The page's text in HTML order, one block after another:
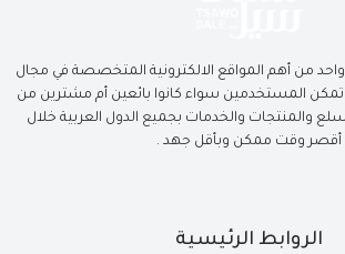
من أهم المواقع الالكترونية المتخصصة في مجال
تمكن المستخدمين سواء كانوا بائعين أم مشترين من
والمنتجات والخدمات بجميع الدول العربية خلال
أقصر وقت ممكن وبأقل جهد .
الروابط الرئيسية